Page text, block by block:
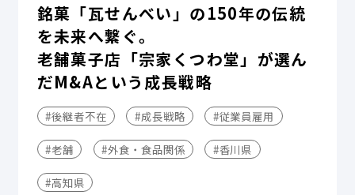
銘菓「瓦せんべい」の150年の伝統
を未来へ繋ぐ。
老舗菓子店「宗家くつわ堂」が選ん
だM&Aという成長戦略
#後継者不在 #成長戦略 #従業員雇用
#老舗 #外食・食品関係 #香川県
#高知県